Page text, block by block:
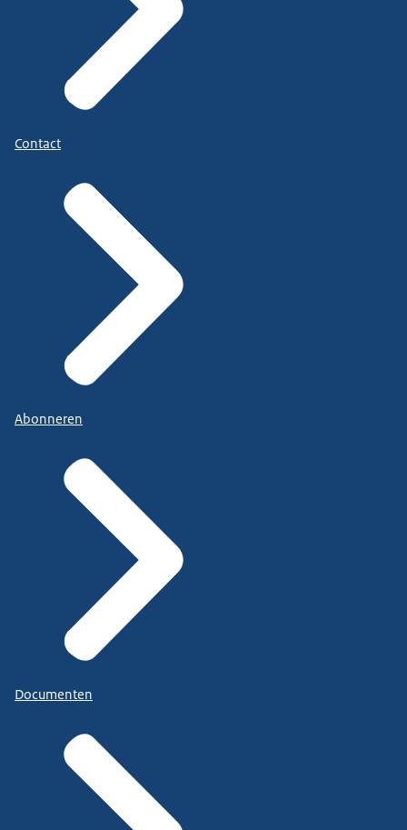
Contact
Abonneren
Documenten